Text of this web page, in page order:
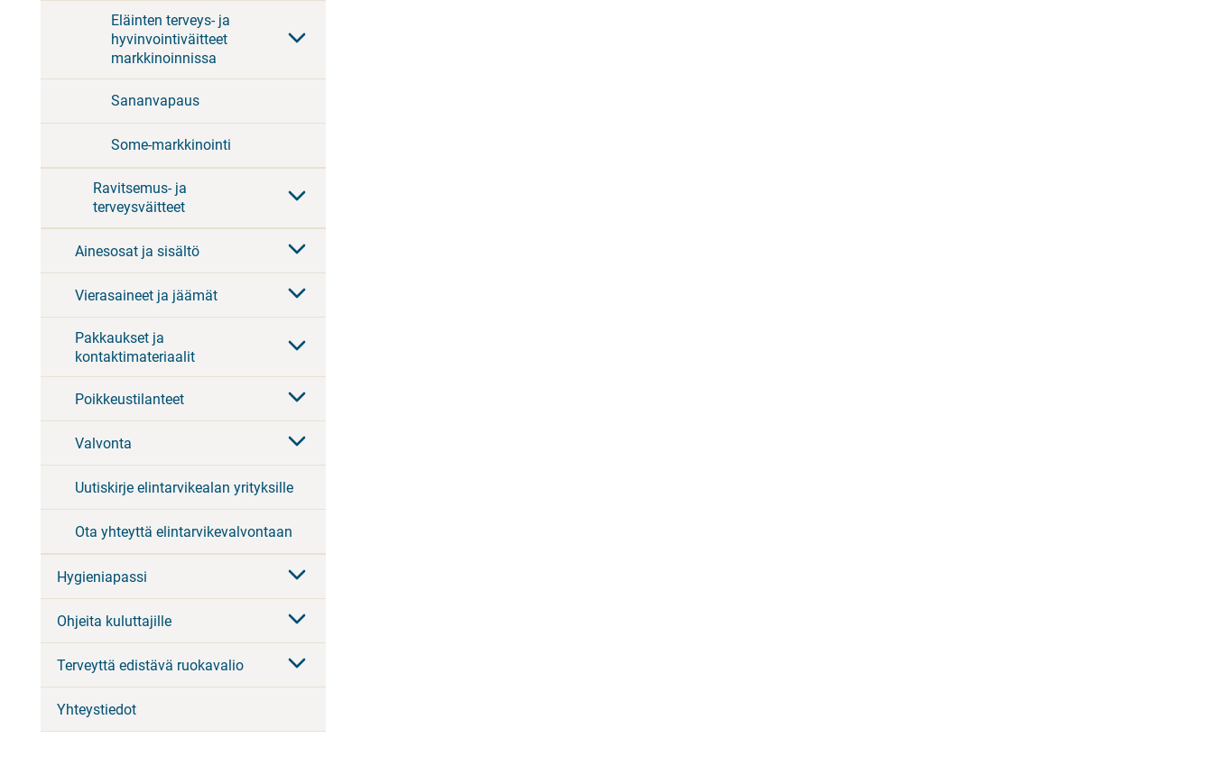
Eläinten terveys- ja
hyvinvointiväitteet
markkinoinnissa
Sananvapaus
Some-markkinointi
Ravitsemus- ja
terveysväitteet
Ainesosat ja sisältö
Vierasaineet ja jäämät
Pakkaukset ja
kontaktimateriaalit
Poikkeustilanteet
Valvonta
Uutiskirje elintarvikealan yrityksille
Ota yhteyttä elintarvikevalvontaan
Hygieniapassi
Ohjeita kuluttajille
Terveyttä edistävä ruokavalio
Yhteystiedot